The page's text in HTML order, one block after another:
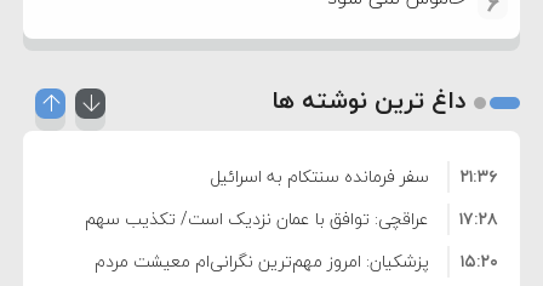
داغ ترین نوشته ها
سفر فرمانده سنتکام به اسرائیل
۲۱:۳۶
عراقچی: توافق با عمان نزدیک است/ تکذیب سهم
۱۱ درصدی ایران از خزر
۱۷:۲۸
پزشکیان: امروز مهم‌ترین نگرانی‌ام معیشت مردم
۱۵:۲۰